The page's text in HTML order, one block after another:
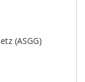
(ASGG)